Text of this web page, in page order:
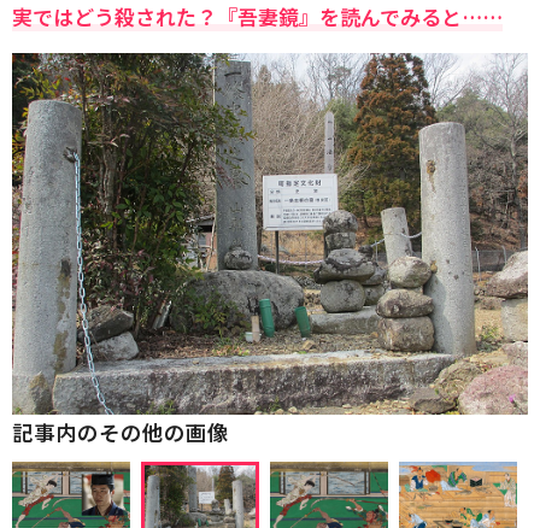
実ではどう殺された？『吾妻鏡』を読んでみると……
記事内のその他の画像